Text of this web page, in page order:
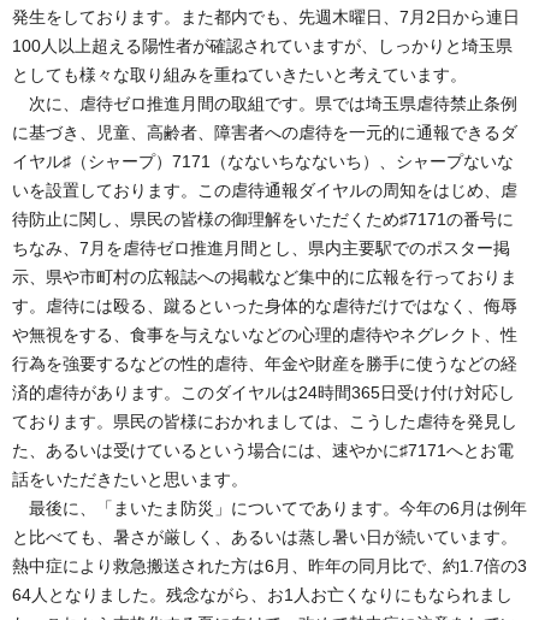
発生をしております。また都内でも、先週木曜日、7月2日から連日
100人以上超える陽性者が確認されていますが、しっかりと埼玉県
としても様々な取り組みを重ねていきたいと考えています。
次に、虐待ゼロ推進月間の取組です。県では埼玉県虐待禁止条例
に基づき、児童、高齢者、障害者への虐待を一元的に通報できるダ
イヤル♯（シャープ）7171（なないちなないち）、シャープないな
いを設置しております。この虐待通報ダイヤルの周知をはじめ、虐
待防止に関し、県民の皆様の御理解をいただくため♯7171の番号に
ちなみ、7月を虐待ゼロ推進月間とし、県内主要駅でのポスター掲
示、県や市町村の広報誌への掲載など集中的に広報を行っておりま
す。虐待には殴る、蹴るといった身体的な虐待だけではなく、侮辱
や無視をする、食事を与えないなどの心理的虐待やネグレクト、性
行為を強要するなどの性的虐待、年金や財産を勝手に使うなどの経
済的虐待があります。このダイヤルは24時間365日受け付け対応し
ております。県民の皆様におかれましては、こうした虐待を発見し
た、あるいは受けているという場合には、速やかに♯7171へとお電
話をいただきたいと思います。
最後に、「まいたま防災」についてであります。今年の6月は例年
と比べても、暑さが厳しく、あるいは蒸し暑い日が続いています。
熱中症により救急搬送された方は6月、昨年の同月比で、約1.7倍の3
64人となりました。残念ながら、お1人お亡くなりにもなられまし